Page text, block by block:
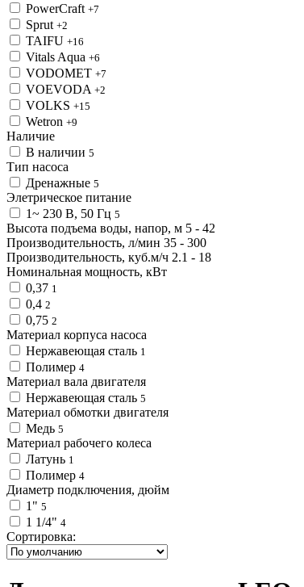
PowerCraft +7
Sprut +2
TAIFU +16
Vitals Aqua +6
VODOMET +7
VOEVODA +2
VOLKS +15
Wetron +9
Наличие
В наличии 5
Тип насоса
Дренажные 5
Элетрическое питание
1~ 230 В, 50 Гц 5
Высота подъема воды, напор, м 5 - 42
Производительность, л/мин 35 - 300
Производительность, куб.м/ч 2.1 - 18
Номинальная мощность, кВт
0,37 1
0,4 2
0,75 2
Материал корпуса насоса
Нержавеющая сталь 1
Полимер 4
Материал вала двигателя
Нержавеющая сталь 5
Материал обмотки двигателя
Медь 5
Материал рабочего колеса
Латунь 1
Полимер 4
Диаметр подключения, дюйм
1" 5
1 1/4" 4
Сортировка: